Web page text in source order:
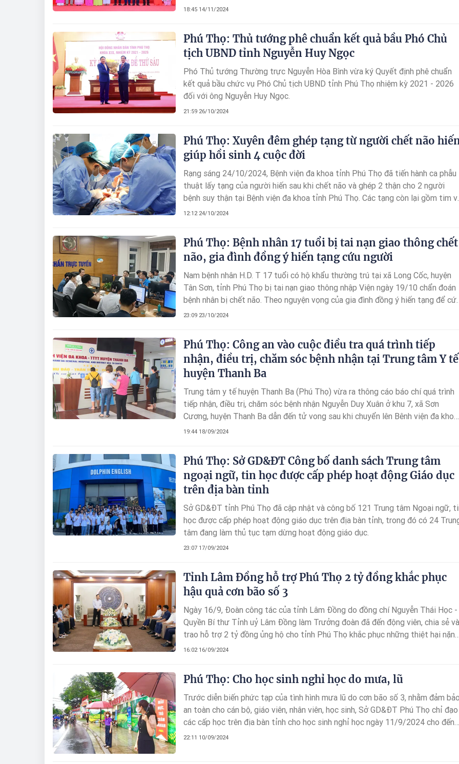
huyện, thành, thị.
18:45 14/11/2024
Phú Thọ: Thủ tướng phê chuẩn kết quả bầu Phó Chủ
tịch UBND tỉnh Nguyễn Huy Ngọc
Phó Thủ tướng Thường trực Nguyễn Hòa Bình vừa ký Quyết định phê chuẩn
kết quả bầu chức vụ Phó Chủ tịch UBND tỉnh Phú Thọ nhiệm kỳ 2021 - 2026
đối với ông Nguyễn Huy Ngọc.
21:59 26/10/2024
Phú Thọ: Xuyên đêm ghép tạng từ người chết não
giúp hồi sinh 4 cuộc đời
Rạng sáng 24/10/2024, Bệnh viện đa khoa tỉnh Phú Thọ đã tiến hành ca phẫu
thuật lấy tạng của người hiến sau khi chết não và ghép 2 thận cho 2 người
bệnh suy thận tại Bệnh viện đa khoa tỉnh Phú Thọ. Các tạng còn lại gồm tim
gan được chuyển đến ghép cho 2 người bệnh tại Bệnh viện Việt Đức (Hà Nội).
12:12 24/10/2024
Phú Thọ: Bệnh nhân 17 tuổi bị tai nạn giao thông chết
não, gia đình đồng ý hiến tạng cứu người
Nam bệnh nhân H.D. T 17 tuổi có hộ khẩu thường trú tại xã Long Cốc, huyện
Tân Sơn, tỉnh Phú Thọ bị tai nạn giao thông nhập Viện ngày 19/10 chẩn đoán
bệnh nhân bị chết não. Theo nguyện vọng của gia đình đồng ý hiến tạng để
người.
23:09 23/10/2024
Phú Thọ: Công an vào cuộc điều tra quá trình tiếp
nhận, điều trị, chăm sóc bệnh nhận tại Trung tâm Y tế
huyện Thanh Ba
Trung tâm y tế huyện Thanh Ba (Phú Thọ) vừa ra thông cáo báo chí quá trình
tiếp nhận, điều trị, chăm sóc bệnh nhận Nguyễn Duy Xuân ở khu 7, xã Sơn
Cương, huyện Thanh Ba dẫn đến tử vong sau khi chuyển lên Bênh viện đa khoa
tỉnh Phú Thọ cấp cứu, điều trị tiếp.
19:44 18/09/2024
Phú Thọ: Sở GD&ĐT Công bố danh sách Trung tâm
ngoại ngữ, tin học được cấp phép hoạt động Giáo dục
trên địa bàn tỉnh
Sở GD&ĐT tỉnh Phú Thọ đã cập nhật và công bố 121 Trung tâm Ngoại ngữ,
học được cấp phép hoạt động giáo dục trên địa bàn tỉnh, trong đó có 24
tâm đang làm thủ tục tạm dừng hoạt động giáo dục.
23:07 17/09/2024
Tỉnh Lâm Đồng hỗ trợ Phú Thọ 2 tỷ đồng khắc phục
hậu quả cơn bão số 3
Ngày 16/9, Đoàn công tác của tỉnh Lâm Đồng do đồng chí Nguyễn Thái Học -
Quyền Bí thư Tỉnh uỷ Lâm Đồng làm Trưởng đoàn đã đến động viên, chia sẻ và
trao hỗ trợ 2 tỷ đồng ủng hộ cho tỉnh Phú Thọ khắc phục những thiệt hại nặng
nề do cơn bão số 3 gây ra.
16:02 16/09/2024
Phú Thọ: Cho học sinh nghỉ học do mưa, lũ
Trước diễn biến phức tạp của tình hình mưa lũ do cơn bão số 3, nhằm đảm
an toàn cho cán bộ, giáo viên, nhân viên, học sinh, Sở GD&ĐT Phú Thọ chỉ đạo
các cấp học trên địa bàn tỉnh cho học sinh nghỉ học ngày 11/9/2024 cho đến
khi có thông báo mới.
22:11 10/09/2024